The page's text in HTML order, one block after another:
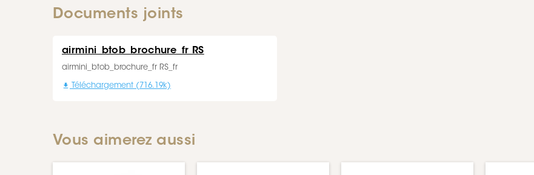
Documents joints
airmini_btob_brochure_fr RS
airmini_btob_brochure_fr RS_fr
 Téléchargement (716.19k)
Vous aimerez aussi